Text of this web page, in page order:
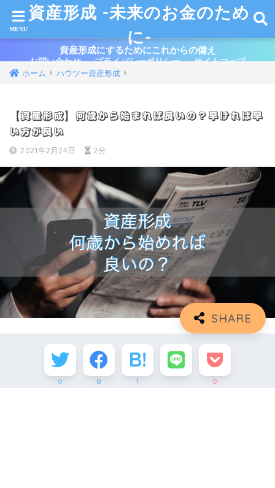
資産形成 -未来のお金のため
に-
お問い合わせ プライバシーポリシー サイトマップ
資産形成にするためにこれからの備え
ホーム ハウツー資産形成
【資産形成】何歳から始まれば良いの？早ければ早
い方が良い
2021年2月24日 2分
0 0 1 0